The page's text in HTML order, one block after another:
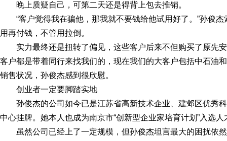
晚上质疑自己，可第二天还是得背上包去推销。
“客户觉得我在骗他，那我就不要钱给他试用好了。”孙俊
用再付钱，不管用拉倒。
实力最终还是扭转了偏见，这些客户后来不但购买了原先
客户都是带着同行来找我们的，现在我们的大客户包括中石油
销售状况，孙俊杰感到很欣慰。
创业者一定要脚踏实地
孙俊杰的公司如今已是江苏省高新技术企业、建邺区优秀
中心挂牌。她本人也成为南京市“创新型企业家培育计划”入选人
虽然公司已经上了一定规模，但孙俊杰坦言最大的困扰依